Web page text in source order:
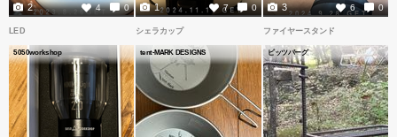
4 0
2 7 0
1 6 0
3
LED
5050workshop
シェラカップ
tent-MARK DESIGNS
ファイヤースタンド
ピッツバーグ